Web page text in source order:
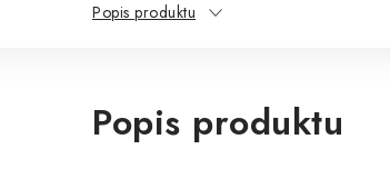
Popis produktu
Popis produktu